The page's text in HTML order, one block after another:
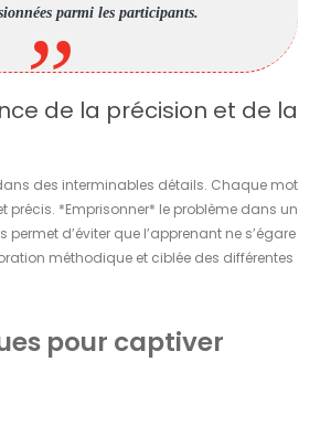
parmi les participants.
de la précision et de la
des interminables détails. Chaque mot
précis. *Emprisonner* le problème dans un
d’éviter que l’apprenant ne s’égare
méthodique et ciblée des différentes
pour captiver